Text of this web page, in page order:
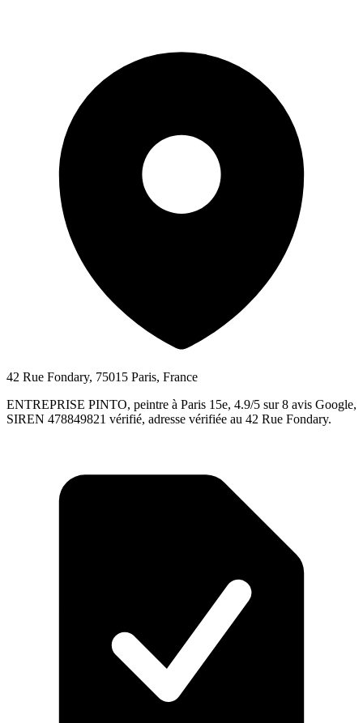
42 Rue Fondary, 75015 Paris, France
ENTREPRISE PINTO, peintre à Paris 15e, 4.9/5 sur 8 avis Google,
SIREN 478849821 vérifié, adresse vérifiée au 42 Rue Fondary.